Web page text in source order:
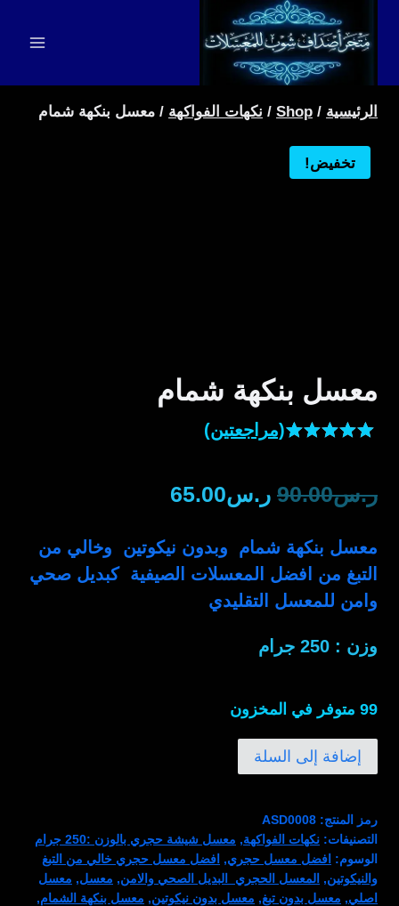
المحتوى
الرئيسية /
Shop
/ نكهات الفواكهة / معسل بنكهة شمام
تخفيض!
معسل بنكهة شمام
5 بناءً على
تقييم
(مراجعتين)
ر.س90.00 السعر
هو:
ر.س90.00.
ر.س65.00
هو:
معسل بنكهة شمام وبدون نيكوتين وخالي من
التبغ من افضل المعسلات الصيفية كبديل صحي
وامن للمعسل التقليدي
وزن : 250 جرام
99 متوفر في المخزون
كمية
معسل
بنكهة
شمام
إضافة إلى السلة
رمز المنتج: ASD0008
التصنيفات: نكهات الفواكهة, معسل شيشة حجري بالوزن :250 جرام
الوسوم: افضل معسل حجري, افضل معسل حجري خالي من التبغ
والنيكوتين, المعسل الحجري البديل الصحي والامن, معسل, معسل
اصلي, معسل بدون تبغ, معسل بدون نيكوتين, معسل بنكهة الشمام,